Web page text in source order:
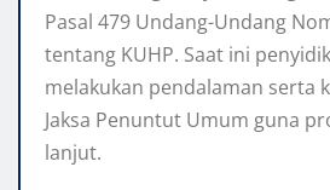
Pasal 479 Undang-Undang
tentang KUHP. Saat ini
melakukan pendalaman serta
Jaksa Penuntut Umum guna
lanjut.